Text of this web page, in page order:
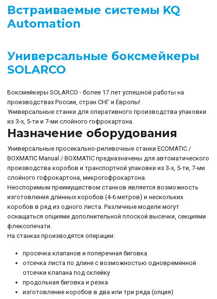
Встраиваемые системы KQ
Automation
Универсальные боксмейкеры
SOLARCO
Боксмейкеры SOLARCO - более 17 лет успешной работы на
производствах России, стран СНГ и Европы!
Универсальные станки для оперативного производства упаковки
из 3-х, 5-ти и 7-ми слойного гофрокартона.
Назначение оборудования
Универсальные просекально-рилевочные станки ECOMATIC /
BOXMATIC Manual / BOXMATIC предназначены для автоматического
производства коробов и транспортной упаковки из 3-х, 5-ти, 7-ми
слойного гофрокартона, микрогофрокартона.
Неоспоримым преимуществом станков является возможность
изготовления длинных коробов (4-6 метров) и нескольких
коробов в ряд из одного листа. Различные модели могут
оснащаться опциями дополнительной плоской высечки, секциями
флексопечати.
На станках производятся операции:
просечка клапанов и поперечная биговка
отсечка листа по длине с возможностью одновременной
отсечки клапана под склейку
продольная биговка и резка
изготовление коробов в два или три ряда (опция)